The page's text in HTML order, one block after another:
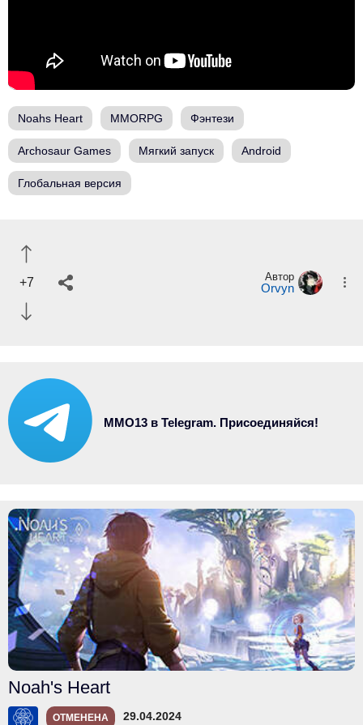
Noahs Heart MMORPG Фэнтези
Archosaur Games Мягкий запуск Android
Глобальная версия
+7 Автор
Orvyn
MMO13 в Telegram. Присоединяйся!
Noah's Heart
ОТМЕНЕНА 29.04.2024